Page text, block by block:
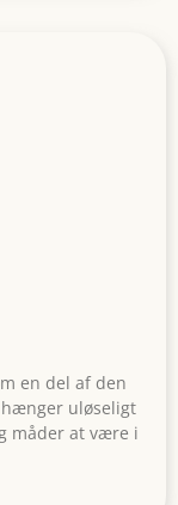
en del af den
hænger uløseligt
måder at være i